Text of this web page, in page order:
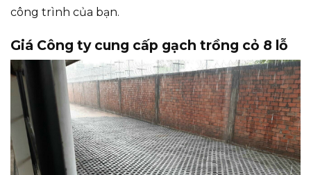
công trình của bạn.
Giá Công ty cung cấp gạch trồng cỏ 8 lỗ